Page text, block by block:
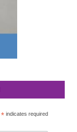
*indicates required